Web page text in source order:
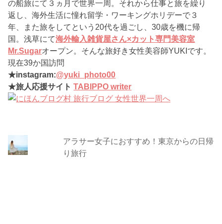
の船旅にて３ヵ月で世界一周。それから仕事と旅を繰り
返し、海外生活に憧れ留学・ワーキングホリデーで３
年、また旅をしてという20代を過ごし、30歳を機に帰
国。浅草にて海外輸入雑貨屋さん×カット専門美容室
Mr.Sugarオープン。そんな旅好き女性美容師YUKIです。
現在39か国訪問
★instagram:@yuki_photo00
★旅人応援サイトTABIPPO writer
アラサー女子におすすめ！東京からの日帰
り旅行